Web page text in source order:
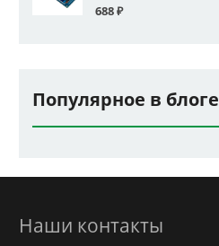
688₽
Популярное в блоге
Наши контакты